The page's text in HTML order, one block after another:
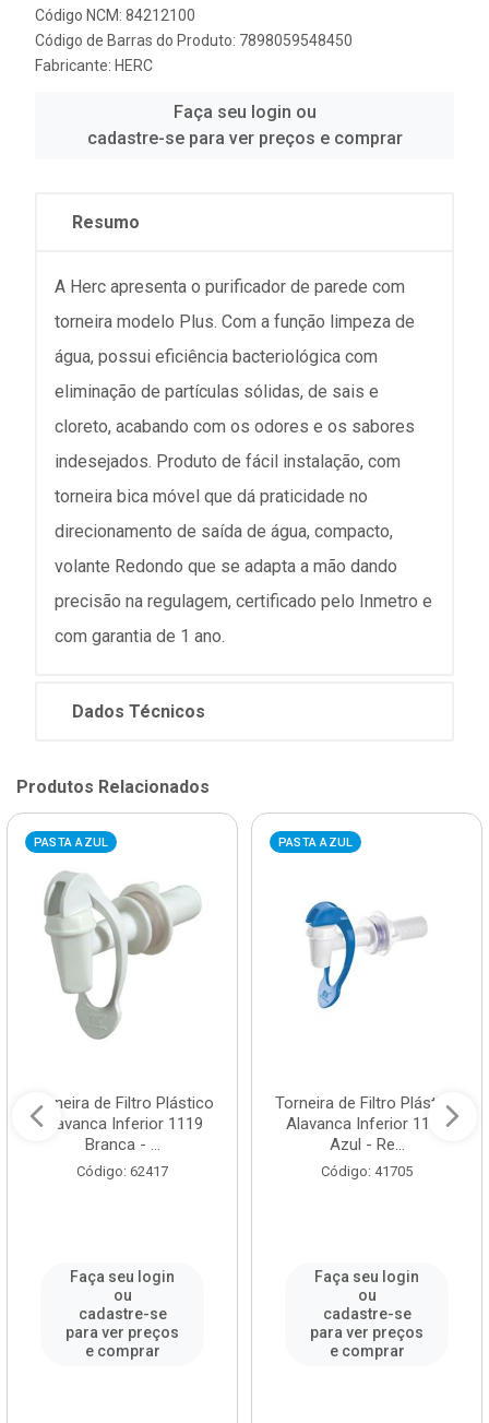
Código NCM: 84212100
Código de Barras do Produto: 7898059548450
Fabricante: HERC
Faça seu login ou
cadastre-se para ver preços e comprar
Resumo
A Herc apresenta o purificador de parede com
torneira modelo Plus. Com a função limpeza de
água, possui eficiência bacteriológica com
eliminação de partículas sólidas, de sais e
cloreto, acabando com os odores e os sabores
indesejados. Produto de fácil instalação, com
torneira bica móvel que dá praticidade no
direcionamento de saída de água, compacto,
volante Redondo que se adapta a mão dando
precisão na regulagem, certificado pelo Inmetro e
com garantia de 1 ano.
Dados Técnicos
Produtos Relacionados
PASTA AZUL
Torneira de Filtro Plástico
Alavanca Inferior 1119
Branca - ...
Código: 62417
Faça seu login
ou
cadastre-se
para ver preços
e comprar
PASTA AZUL
Torneira de Filtro Plástico
Alavanca Inferior 1118
Azul - Re...
Código: 41705
Faça seu login
ou
cadastre-se
para ver preços
e comprar